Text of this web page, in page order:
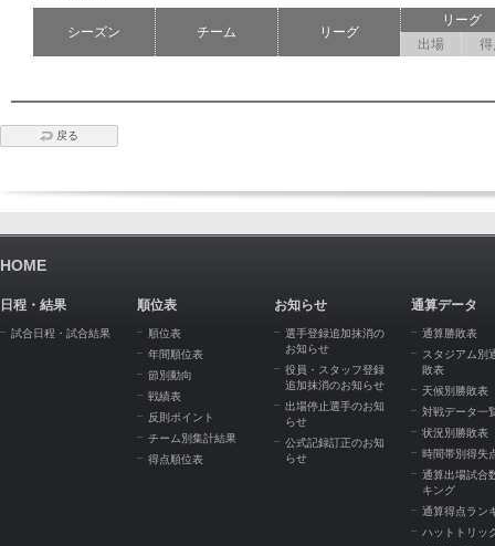
シーズン チーム リーグ
リーグ
出場
得
戻る
HOME
日程・結果
試合日程・試合結果
順位表
順位表
年間順位表
節別動向
戦績表
反則ポイント
チーム別集計結果
得点順位表
お知らせ
選手登録追加抹消の
お知らせ
役員・スタッフ登録
追加抹消のお知らせ
出場停止選手のお知
らせ
公式記録訂正のお知
らせ
通算データ
通算勝敗表
スタジアム別
敗表
天候別勝敗表
対戦データ一
状況別勝敗表
時間帯別得失
通算出場試合
キング
通算得点ラン
ハットトリッ